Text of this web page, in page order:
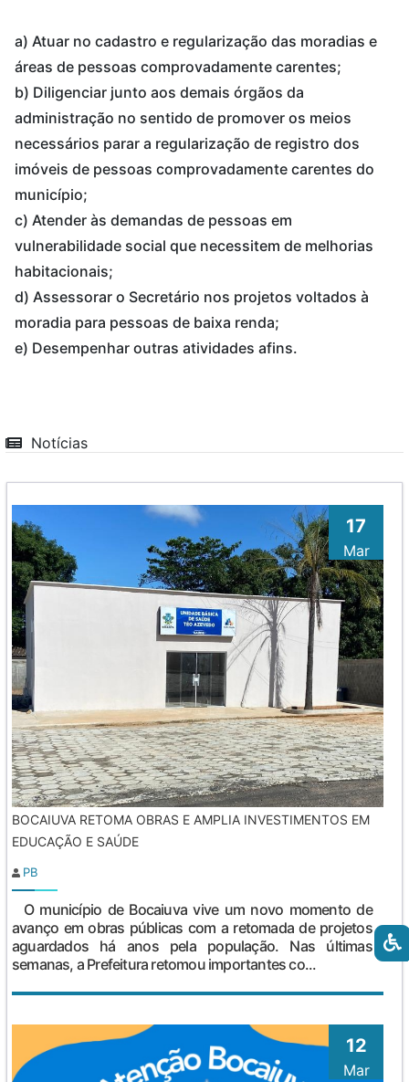
a) Atuar no cadastro e regularização das moradias e
áreas de pessoas comprovadamente carentes;
b) Diligenciar junto aos demais órgãos da
administração no sentido de promover os meios
necessários parar a regularização de registro dos
imóveis de pessoas comprovadamente carentes do
município;
c) Atender às demandas de pessoas em
vulnerabilidade social que necessitem de melhorias
habitacionais;
d) Assessorar o Secretário nos projetos voltados à
moradia para pessoas de baixa renda;
e) Desempenhar outras atividades afins.
Notícias
17
Mar
BOCAIUVA RETOMA OBRAS E AMPLIA INVESTIMENTOS EM
EDUCAÇÃO E SAÚDE
PB
O município de Bocaiuva vive um novo momento de
avanço em obras públicas com a retomada de projetos
aguardados há anos pela população. Nas últimas
semanas, a Prefeitura retomou importantes co...
12
Mar